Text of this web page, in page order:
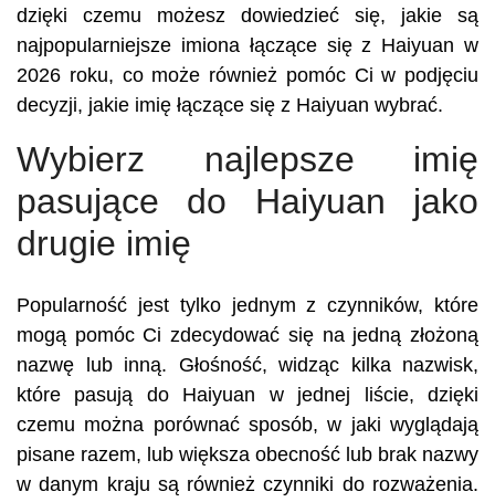
dzięki czemu możesz dowiedzieć się, jakie są
najpopularniejsze imiona łączące się z Haiyuan w
2026 roku, co może również pomóc Ci w podjęciu
decyzji, jakie imię łączące się z Haiyuan wybrać.
Wybierz najlepsze imię
pasujące do Haiyuan jako
drugie imię
Popularność jest tylko jednym z czynników, które
mogą pomóc Ci zdecydować się na jedną złożoną
nazwę lub inną. Głośność, widząc kilka nazwisk,
które pasują do Haiyuan w jednej liście, dzięki
czemu można porównać sposób, w jaki wyglądają
pisane razem, lub większa obecność lub brak nazwy
w danym kraju są również czynniki do rozważenia.